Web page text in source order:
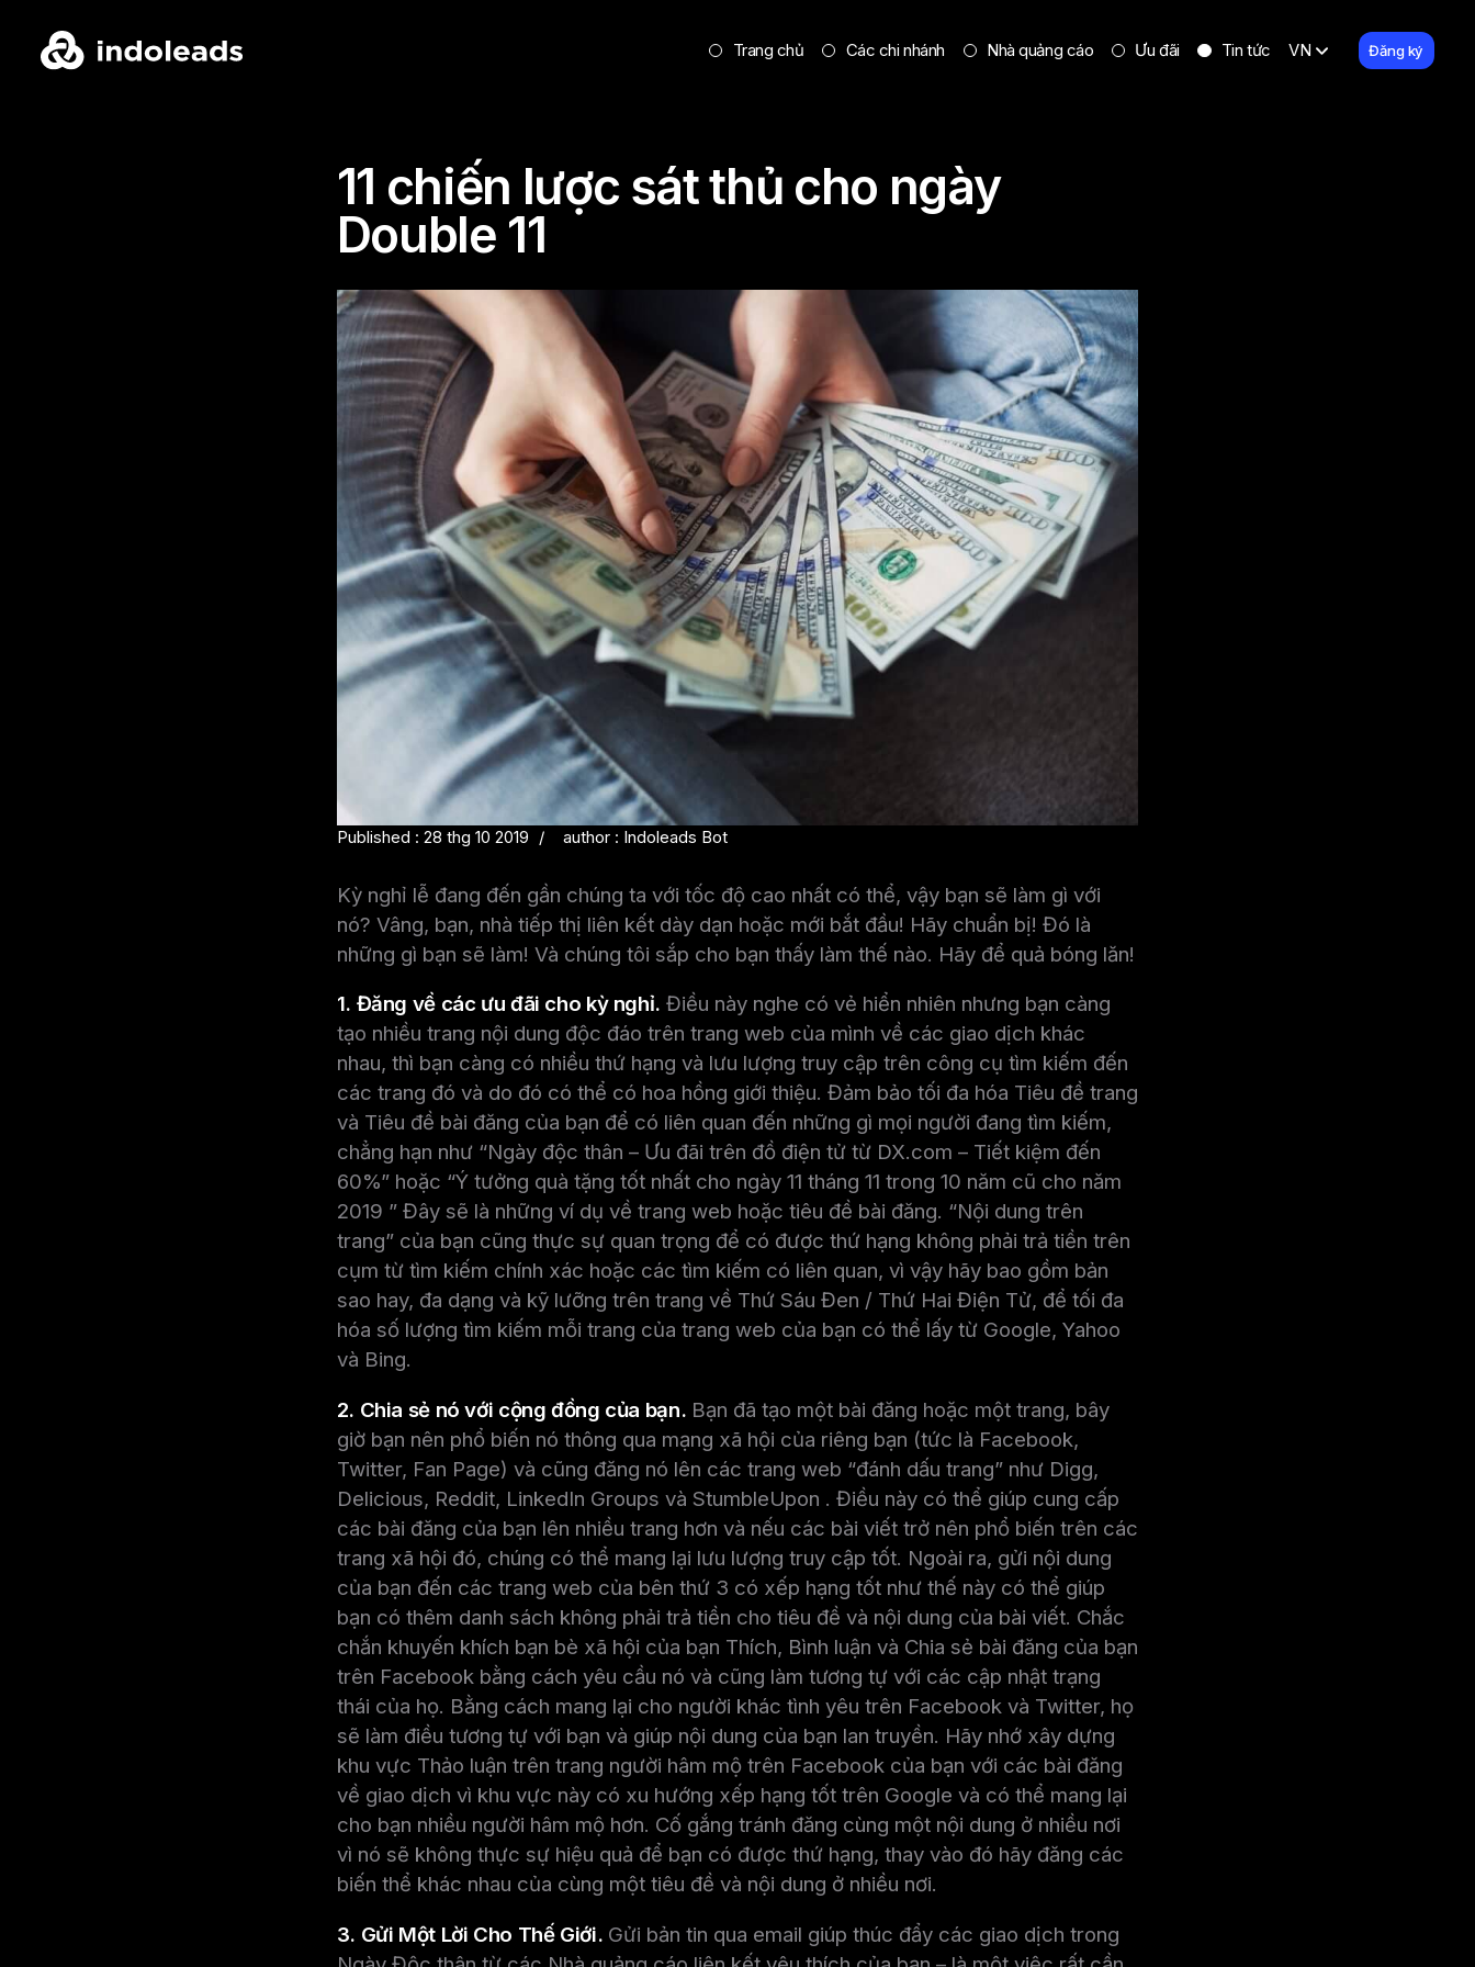
Trang chủ Các chi nhánh Nhà quảng cáo Ưu đãi Tin tức VN Đăng ký
11 chiến lược sát thủ cho ngày
Double 11
Published : 28 thg 10 2019 author : Indoleads Bot
Kỳ nghỉ lễ đang đến gần chúng ta với tốc độ cao nhất có thể, vậy bạn sẽ làm gì với
nó? Vâng, bạn, nhà tiếp thị liên kết dày dạn hoặc mới bắt đầu! Hãy chuẩn bị! Đó là
những gì bạn sẽ làm! Và chúng tôi sắp cho bạn thấy làm thế nào. Hãy để quả bóng lăn!
1. Đăng về các ưu đãi cho kỳ nghỉ. Điều này nghe có vẻ hiển nhiên nhưng bạn càng
tạo nhiều trang nội dung độc đáo trên trang web của mình về các giao dịch khác
nhau, thì bạn càng có nhiều thứ hạng và lưu lượng truy cập trên công cụ tìm kiếm đến
các trang đó và do đó có thể có hoa hồng giới thiệu. Đảm bảo tối đa hóa Tiêu đề trang
và Tiêu đề bài đăng của bạn để có liên quan đến những gì mọi người đang tìm kiếm,
chẳng hạn như “Ngày độc thân – Ưu đãi trên đồ điện tử từ DX.com – Tiết kiệm đến
60%” hoặc “Ý tưởng quà tặng tốt nhất cho ngày 11 tháng 11 trong 10 năm cũ cho năm
2019 ” Đây sẽ là những ví dụ về trang web hoặc tiêu đề bài đăng. “Nội dung trên
trang” của bạn cũng thực sự quan trọng để có được thứ hạng không phải trả tiền trên
cụm từ tìm kiếm chính xác hoặc các tìm kiếm có liên quan, vì vậy hãy bao gồm bản
sao hay, đa dạng và kỹ lưỡng trên trang về Thứ Sáu Đen / Thứ Hai Điện Tử, để tối đa
hóa số lượng tìm kiếm mỗi trang của trang web của bạn có thể lấy từ Google, Yahoo
và Bing.
2. Chia sẻ nó với cộng đồng của bạn. Bạn đã tạo một bài đăng hoặc một trang, bây
giờ bạn nên phổ biến nó thông qua mạng xã hội của riêng bạn (tức là Facebook,
Twitter, Fan Page) và cũng đăng nó lên các trang web “đánh dấu trang” như Digg,
Delicious, Reddit, LinkedIn Groups và StumbleUpon . Điều này có thể giúp cung cấp
các bài đăng của bạn lên nhiều trang hơn và nếu các bài viết trở nên phổ biến trên các
trang xã hội đó, chúng có thể mang lại lưu lượng truy cập tốt. Ngoài ra, gửi nội dung
của bạn đến các trang web của bên thứ 3 có xếp hạng tốt như thế này có thể giúp
bạn có thêm danh sách không phải trả tiền cho tiêu đề và nội dung của bài viết. Chắc
chắn khuyến khích bạn bè xã hội của bạn Thích, Bình luận và Chia sẻ bài đăng của bạn
trên Facebook bằng cách yêu cầu nó và cũng làm tương tự với các cập nhật trạng
thái của họ. Bằng cách mang lại cho người khác tình yêu trên Facebook và Twitter, họ
sẽ làm điều tương tự với bạn và giúp nội dung của bạn lan truyền. Hãy nhớ xây dựng
khu vực Thảo luận trên trang người hâm mộ trên Facebook của bạn với các bài đăng
về giao dịch vì khu vực này có xu hướng xếp hạng tốt trên Google và có thể mang lại
cho bạn nhiều người hâm mộ hơn. Cố gắng tránh đăng cùng một nội dung ở nhiều nơi
vì nó sẽ không thực sự hiệu quả để bạn có được thứ hạng, thay vào đó hãy đăng các
biến thể khác nhau của cùng một tiêu đề và nội dung ở nhiều nơi.
3. Gửi Một Lời Cho Thế Giới. Gửi bản tin qua email giúp thúc đẩy các giao dịch trong